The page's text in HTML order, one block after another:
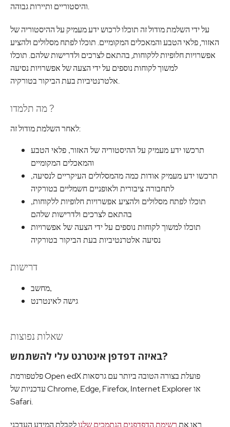
והיסטוריים ותיירות גבוהה.
על ידי השלמת מודול זה תוכלו לרכוש ידע מעמיק על ההיסטוריה של
האזור, פלאי הטבע והמאכלים המקומיים. תוכלו לפתח מסלולים ולהציע
אפשרויות חלופיות ללקוחות, בהתאם לצרכים ולדרישות שלהם. תוכלו
למשוך לקוחות נוספים על ידי הצעה של אפשרויות נסיעה
אלטרנטיביות בעת הביקור בטורקיה.
מה תלמדו ?
לאחר השלמת מודול זה:
תרכשו ידע מעמיק על ההיסטוריה של האזור, פלאי הטבע
והמאכלים המקומיים
תרכשו ידע מעמיק אודות כמה מהמסלולים העיקריים לנסיעה,
לתחבורה ציבורית ולאופניים חשמליים בטורקיה
תוכלו לפתח מסלולים ולהציע אפשרויות חלופיות ללקוחות,
בהתאם לצרכים ולדרישות שלהם
תוכלו למשוך לקוחות נוספים על ידי הצעה של אפשרויות
נסיעה אלטרנטיביות בעת הביקור בטורקיה
דרישות
מחשב,
גישה לאינטרנט
שאלות נפוצות
באיזה דפדפן אינטרנט עלי להשתמש?
פלטפורמת Open edX פועלת בצורה הטובה ביותר עם גרסאות
עדכניות של Chrome, Edge, Firefox, Internet Explorer או
Safari.
ראו אתרשימת הדפדפנים הנתמכים שלנולקבלת המידע העדכני